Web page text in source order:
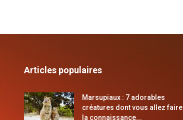
Articles populaires
Marsupiaux : 7 adorables
créatures dont vous allez faire
la connaissance...